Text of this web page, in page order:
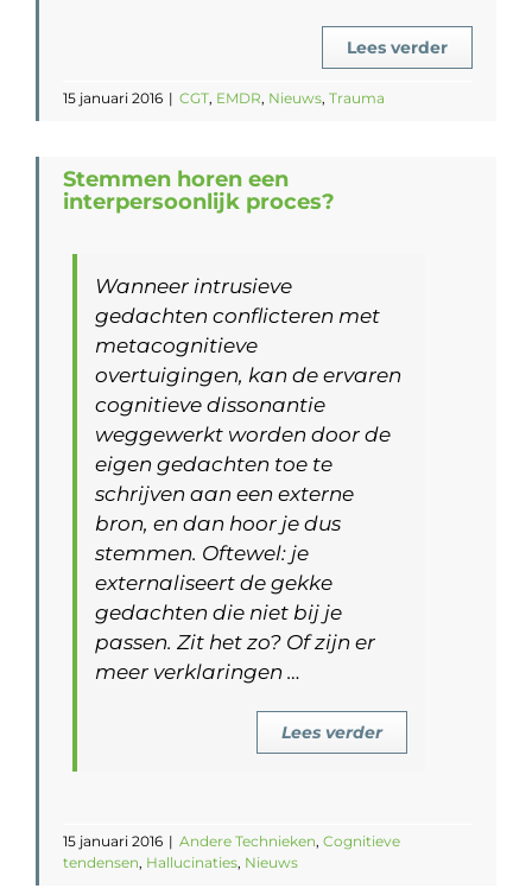
Lees verder
15 januari 2016 | CGT, EMDR, Nieuws, Trauma
Stemmen horen een
interpersoonlijk proces?
Wanneer intrusieve
gedachten conflicteren met
metacognitieve
overtuigingen, kan de ervaren
cognitieve dissonantie
weggewerkt worden door de
eigen gedachten toe te
schrijven aan een externe
bron, en dan hoor je dus
stemmen. Oftewel: je
externaliseert de gekke
gedachten die niet bij je
passen. Zit het zo? Of zijn er
meer verklaringen …
Lees verder
15 januari 2016 | Andere Technieken, Cognitieve
tendensen, Hallucinaties, Nieuws